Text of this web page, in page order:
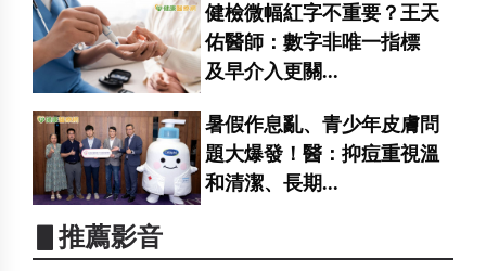
健檢微幅紅字不重要？王天
佑醫師：數字非唯一指標
及早介入更關...
暑假作息亂、青少年皮膚問
題大爆發！醫：抑痘重視溫
和清潔、長期...
▋推薦影音